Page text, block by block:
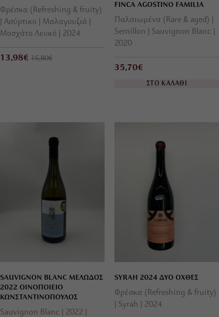
Φρέσκα (Refreshing & fruity)
Ασύρτικο
Μαλαγουζιά
Μοσχάτο Λευκό
2024
13,98€ 15,80€
FINCA AGOSTINO FAMILIA
Παλαιωμένα (Rare & aged)
Semillon
Sauvignon Blanc
2020
35,70€
ΣΤΟ ΚΑΛΑΘΙ
SAUVIGNON BLANC ΜΕΛΩΔΟΣ
2022 ΟΙΝΟΠΟΙΕΙΟ
ΚΩΝΣΤΑΝΤΙΝΟΠΟΥΛΟΣ
Sauvignon Blanc
2022
SYRAH 2024 ΔΥΟ ΟΧΘΕΣ
Φρέσκα (Refreshing & fruity)
Syrah
2024